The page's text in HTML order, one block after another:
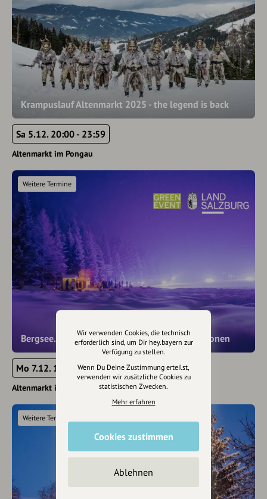
Krampuslauf Altenmarkt 2025 - the legend is back
Sa 5.12. 20:00 - 23:59
Altenmarkt im Pongau
Bergsee.Advent, Klangwolke & Lichtinstallationen
Weitere Termine
Mo 7.12. 18:00 - 22:00
Altenmarkt im Pongau
Weitere Termine
Wir verwenden Cookies, die technisch
erforderlich sind, um Dir hey.bayern zur
Verfügung zu stellen.
Wenn Du Deine Zustimmung erteilst,
verwenden wir zusätzliche Cookies zu
statistischen Zwecken.
Mehr erfahren
Cookies zustimmen
Ablehnen